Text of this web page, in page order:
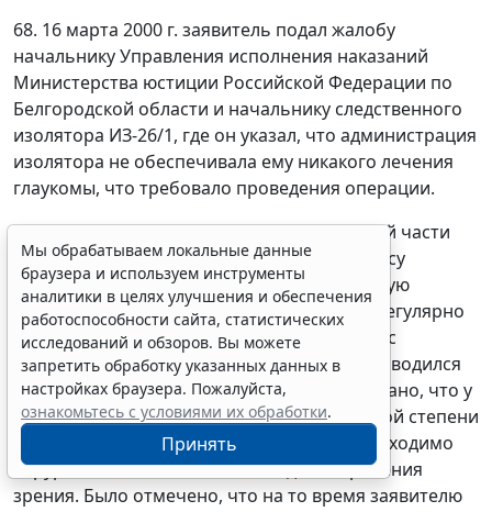
68. 16 марта 2000 г. заявитель подал жалобу
начальнику Управления исполнения наказаний
Министерства юстиции Российской Федерации по
Белгородской области и начальнику следственного
изолятора ИЗ-26/1, где он указал, что администрация
изолятора не обеспечивала ему никакого лечения
глаукомы, что требовало проведения операции.
69. 17 марта 2000 г. начальник медицинской части
следственного изолятора ИЗ-26/1 по запросу
адвоката заявителя представил медицинскую
справку, где было указано, что заявителя регулярно
осматривали в медицинской части в связи с
полученной им травмой головы. Далее приводился
последний диагноз окулиста, где было указано, что у
заявителя была ангиопатия сетчатки первой степени
и глаукома обоих глаз и что ему было необходимо
хирургическое вмешательство для сохранения
зрения. Было отмечено, что на то время заявителю
Мы обрабатываем локальные данные
браузера и используем инструменты
аналитики в целях улучшения и обеспечения
работоспособности сайта, статистических
исследований и обзоров. Вы можете
запретить обработку указанных данных в
настройках браузера. Пожалуйста,
ознакомьтесь с условиями их обработки.
Принять